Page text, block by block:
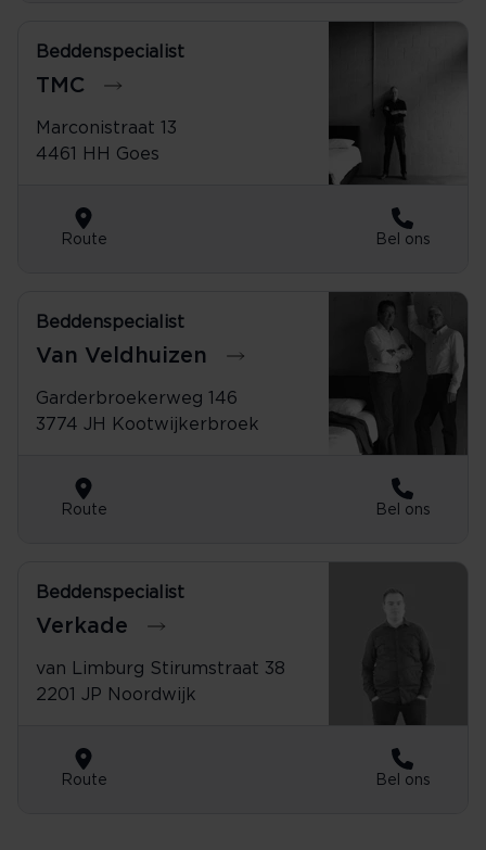
Beddenspecialist
TMC
Marconistraat 13
4461 HH Goes
0113-224102
Route Bel ons
Beddenspecialist
Van Veldhuizen
Garderbroekerweg 146
3774 JH Kootwijkerbroek
0342-441224
Route Bel ons
Beddenspecialist
Verkade
van Limburg Stirumstraat 38
2201 JP Noordwijk
071-3612661
Route Bel ons